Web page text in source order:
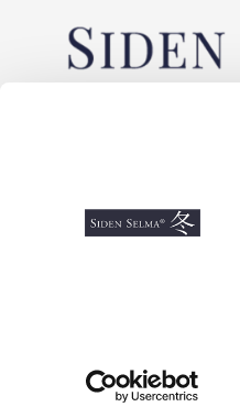
importerat siden av
samma leverantörer
siden från
silke i tusentals år.
arbetsvillkor och